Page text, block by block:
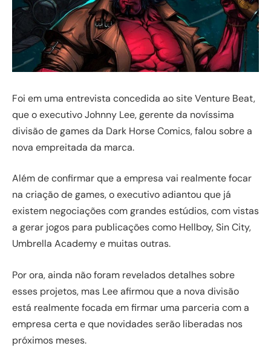
Foi em uma entrevista concedida ao site Venture Beat,
que o executivo Johnny Lee, gerente da novíssima
divisão de games da Dark Horse Comics, falou sobre a
nova empreitada da marca.
Além de confirmar que a empresa vai realmente focar
na criação de games, o executivo adiantou que já
existem negociações com grandes estúdios, com vistas
a gerar jogos para publicações como Hellboy, Sin City,
Umbrella Academy e muitas outras.
Por ora, ainda não foram revelados detalhes sobre
esses projetos, mas Lee afirmou que a nova divisão
está realmente focada em firmar uma parceria com a
empresa certa e que novidades serão liberadas nos
próximos meses.